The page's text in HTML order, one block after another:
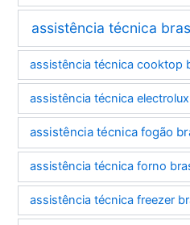
assistência técnica
assistência técnica cooktop
assistência técnica electrolux
assistência técnica fogão
assistência técnica forno
assistência técnica freezer